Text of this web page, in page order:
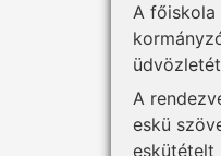
A főiskola
A
eskü
eskütételt